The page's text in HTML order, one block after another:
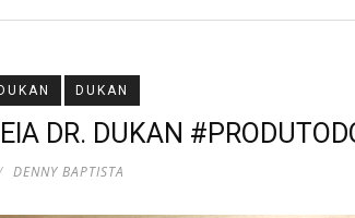
DUKAN
DR. DUKAN
DENNY BAPTISTA